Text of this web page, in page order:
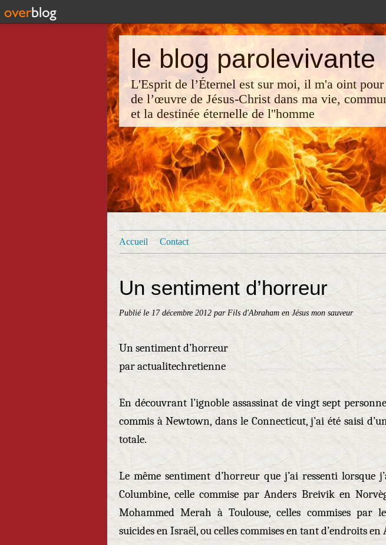
le blog parolevivante
L'Esprit de l’Éternel est sur moi, il m'a oint
de l’œuvre de Jésus-Christ dans ma vie,
et la destinée éternelle de l''homme
Accueil Contact
Un sentiment d’horreur
Publié le 17 décembre 2012 par Fils d'Abraham en Jésus mon sauveur
Un sentiment d’horreur
par actualitechretienne
En découvrant l’ignoble assassinat de vingt sept
commis à Newtown, dans le Connecticut, j’ai été saisi
totale.
Le même sentiment d’horreur que j’ai ressenti lorsque
Columbine, celle commise par Anders Breivik en
Mohammed Merah à Toulouse, celles commises par
suicides en Israël, ou celles commises en tant d’endroits en